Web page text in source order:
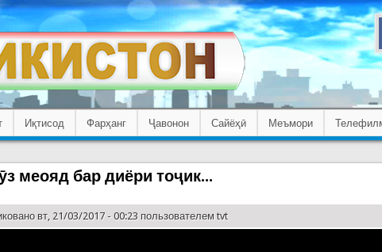
Иқтисод Фарҳанг Ҷавонон Сайёҳӣ Меъмори
меояд бар диёри тоҷик...
вт, 21/03/2017 - 00:23 пользователемtvt